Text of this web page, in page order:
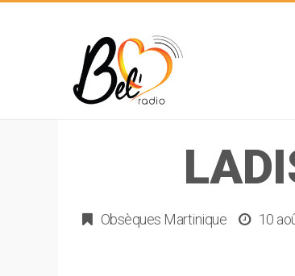
Obsèques Martinique 10